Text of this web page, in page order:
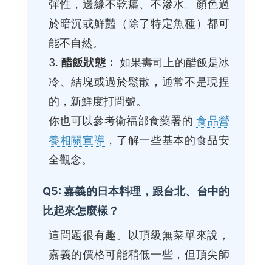
彈性，邊緣不乾癟、不滲水。顏色過
於暗沉或鮮豔（除了特定魚種）都可
能不自然。
3.醋飯狀態： 如果壽司上的醋飯是冰
冷、結塊或過於鬆散，通常不是現捏
的，新鮮度打問號。
你也可以參考衛福部食藥署的食品營
養相關宣導 ，了解一些基本的食品安
全觀念。
Q5: 嘉義的日本料理，跟台北、台中的
比起來怎麼樣？
這問題很有趣。以頂級無菜單來說，
嘉義的價格可能稍低一些，但頂尖師